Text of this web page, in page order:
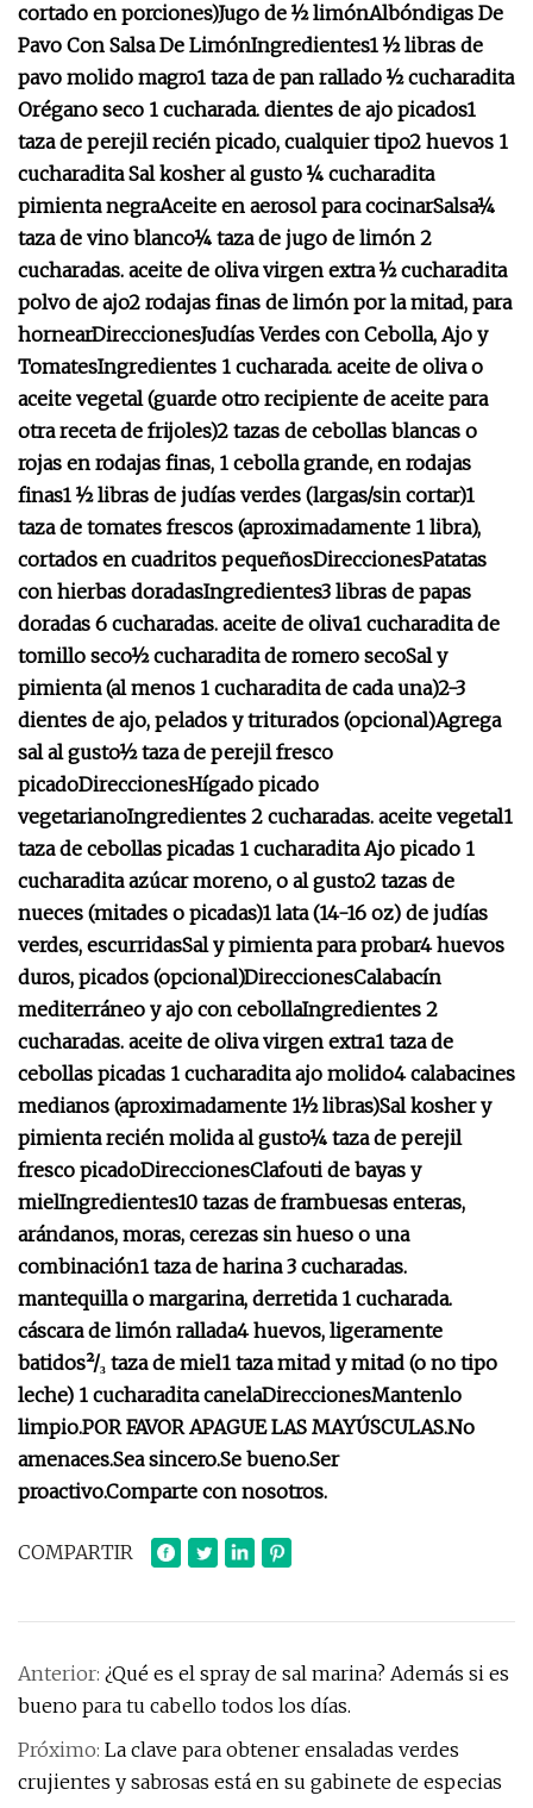
cortado en porciones)Jugo de ½ limónAlbóndigas De
Pavo Con Salsa De LimónIngredientes1 ½ libras de
pavo molido magro1 taza de pan rallado ½ cucharadita
Orégano seco 1 cucharada. dientes de ajo picados1
taza de perejil recién picado, cualquier tipo2 huevos 1
cucharadita Sal kosher al gusto ¼ cucharadita
pimienta negraAceite en aerosol para cocinarSalsa¼
taza de vino blanco¼ taza de jugo de limón 2
cucharadas. aceite de oliva virgen extra½ cucharadita
polvo de ajo2 rodajas finas de limón por la mitad, para
hornearDireccionesJudías Verdes con Cebolla, Ajo y
TomatesIngredientes 1 cucharada. aceite de oliva o
aceite vegetal (guarde otro recipiente de aceite para
otra receta de frijoles)2 tazas de cebollas blancas o
rojas en rodajas finas, 1 cebolla grande, en rodajas
finas1 ½ libras de judías verdes (largas/sin cortar)1
taza de tomates frescos (aproximadamente 1 libra),
cortados en cuadritos pequeñosDireccionesPatatas
con hierbas doradasIngredientes3 libras de papas
doradas 6 cucharadas. aceite de oliva1 cucharadita de
tomillo seco½ cucharadita de romero secoSal y
pimienta (al menos 1 cucharadita de cada una)2-3
dientes de ajo, pelados y triturados (opcional)Agrega
sal al gusto½ taza de perejil fresco
picadoDireccionesHígado picado
vegetarianoIngredientes 2 cucharadas. aceite vegetal1
taza de cebollas picadas 1 cucharadita Ajo picado 1
cucharadita azúcar moreno, o al gusto2 tazas de
nueces (mitades o picadas)1 lata (14-16 oz) de judías
verdes, escurridasSal y pimienta para probar4 huevos
duros, picados (opcional)DireccionesCalabacín
mediterráneo y ajo con cebollaIngredientes 2
cucharadas. aceite de oliva virgen extra1 taza de
cebollas picadas 1 cucharadita ajo molido4 calabacines
medianos (aproximadamente 1½ libras)Sal kosher y
pimienta recién molida al gusto¼ taza de perejil
fresco picadoDireccionesClafouti de bayas y
mielIngredientes10 tazas de frambuesas enteras,
arándanos, moras, cerezas sin hueso o una
combinación1 taza de harina3 cucharadas.
mantequilla o margarina, derretida1 cucharada.
cáscara de limón rallada4 huevos, ligeramente
batidos²/₃ taza de miel1 taza mitad y mitad (o no tipo
leche) 1 cucharadita canelaDireccionesMantenlo
limpio.POR FAVOR APAGUE LAS MAYÚSCULAS.No
amenaces.Sea sincero.Se bueno.Ser
proactivo.Comparte con nosotros.
COMPARTIR
Anterior: ¿Qué es el spray de sal marina? Además si es
bueno para tu cabello todos los días.
Próximo: La clave para obtener ensaladas verdes
crujientes y sabrosas está en su gabinete de especias